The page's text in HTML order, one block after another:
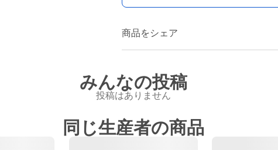
商品をシェア
みんなの投稿
投稿はありません
同じ生産者の商品